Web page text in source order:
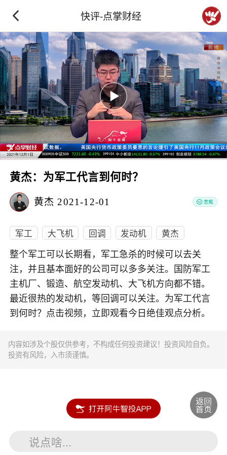
快评-点掌财经
黄杰：为军工代言到何时？
黄杰 2021-12-01
军工 大飞机 回调 发动机 黄杰
整个军工可以长期看，军工急杀的时候可以去关
注，并且基本面好的公司可以多多关注。国防军工
主机厂、锻造、航空发动机、大飞机方向都不错。
最近很热的发动机，等回调可以关注。为军工代言
到何时？点击视频，立即观看今日绝佳观点分析。
内容如涉及个股仅供参考，不构成任何投资建议！投资风险自负。
投资有风险，入市须谨慎。
说点啥...